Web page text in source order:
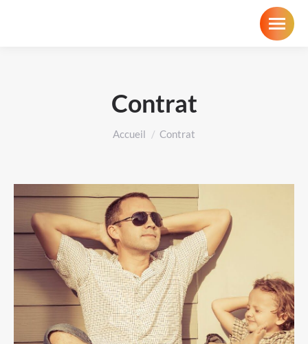
Contrat
Vous êtes ici :
Accueil Contrat